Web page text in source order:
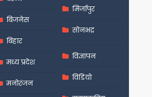
बिजनेस
बिहार
मध्य प्रदेश
मनोरंजन
मिर्जापुर
सोनभद्र
विज्ञापन
विडियो